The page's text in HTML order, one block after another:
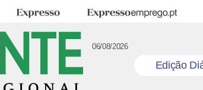
Expresso Expresso Emprego
06/08/2026
Edição